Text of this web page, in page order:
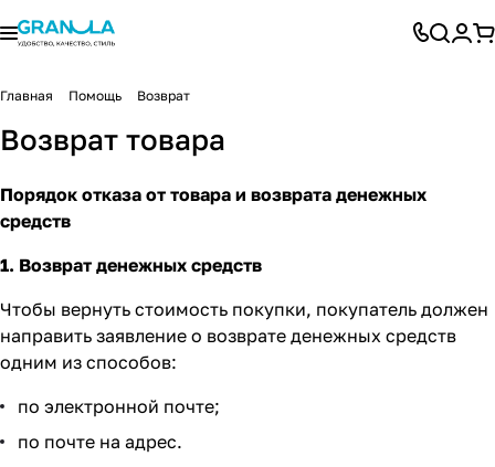
Главная Помощь Возврат
Возврат товара
Порядок отказа от товара и возврата денежных
средств
1. Возврат денежных средств
Чтобы вернуть стоимость покупки, покупатель должен
направить заявление о возврате денежных средств
одним из способов:
по электронной почте;
по почте на адрес.